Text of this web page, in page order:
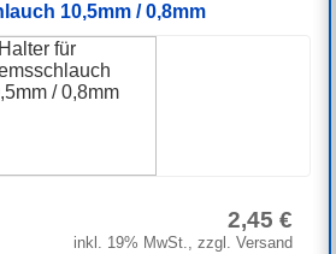
10,5mm / 0,8mm
2,45 €
inkl. 19% MwSt., zzgl. Versand